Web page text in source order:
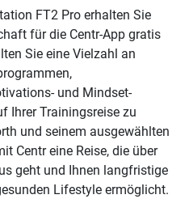
FT2 Pro erhalten Sie
für die Centr-App gratis
Sie eine Vielzahl an
und Mindset-
Ihrer Trainingsreise zu
und seinem ausgewählten
Centr eine Reise, die über
geht und Ihnen langfristige
Lifestyle ermöglicht.